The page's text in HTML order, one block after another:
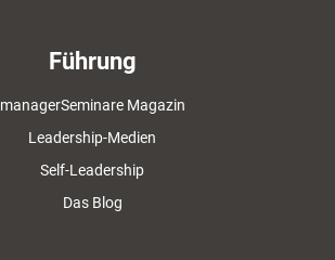
Führung
managerSeminare Magazin
Leadership-Medien
Self-Leadership
Das Blog